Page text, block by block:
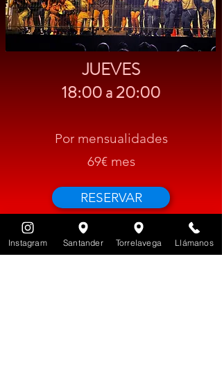
JUEVES
18:00 a 20:00
Por mensualidades
69€ mes
RESERVAR
Instagram Santander Torrelavega Llámanos